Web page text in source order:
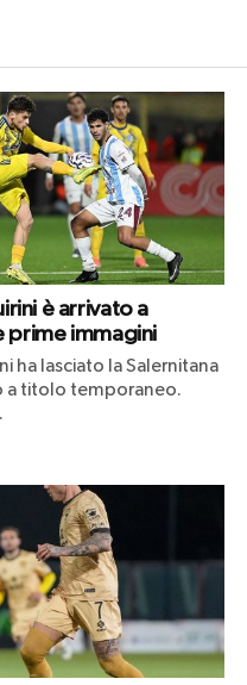
è arrivato a
prime immagini
ha lasciato la Salernitana
a titolo temporaneo.